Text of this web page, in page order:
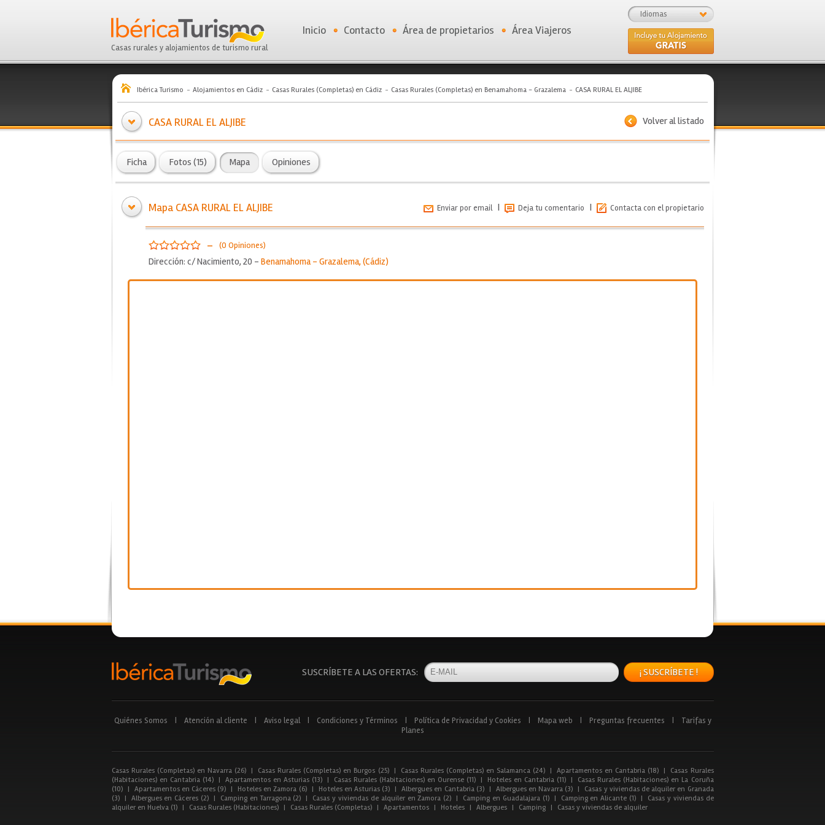
Casas rurales y alojamientos de turismo rural
Idiomas
Inicio Contacto Área de propietarios Área Viajeros
Ibérica Turismo Alojamientos en Cádiz Casas Rurales (Completas) en Cádiz Casas Rurales (Completas) en Benamahoma - Grazalema CASA RURAL EL ALJIBE
Volver al listado
CASA RURAL EL ALJIBE
Ficha Fotos (15) Mapa Opiniones
Mapa CASA RURAL EL ALJIBE Enviar por email | Deja tu comentario | Contacta con el propietario
- (0 Opiniones)
Dirección: c/ Nacimiento, 20 - Benamahoma - Grazalema, (Cádiz)
SUSCRÍBETE A LAS OFERTAS: ¡ SUSCRÍBETE !
Quiénes Somos Atención al cliente Aviso legal Condiciones y Términos Política de Privacidad y Cookies Mapa web Preguntas frecuentes
Tarifas y
Planes
Casas Rurales (Completas) en Navarra (26) | Casas Rurales (Completas) en Burgos (25) | Casas Rurales (Completas) en Salamanca (24) | Apartamentos en Cantabria (18) |
Casas Rurales
(Habitaciones) en Cantabria (14)
| Apartamentos en Asturias (13) | Casas Rurales (Habitaciones) en Ourense (11) | Hoteles en Cantabria (11) |
Casas Rurales (Habitaciones) en La Coruña
(10)
| Apartamentos en Cáceres (9) | Hoteles en Zamora (6) | Hoteles en Asturias (3) | Albergues en Cantabria (3) | Albergues en Navarra (3) |
Casas y viviendas de alquiler en Granada
(3)
| Albergues en Cáceres (2) | Camping en Tarragona (2) | Casas y viviendas de alquiler en Zamora (2) | Camping en Guadalajara (1) | Camping en Alicante (1) |
Casas y viviendas de
alquiler en Huelva (1)
| Casas Rurales (Habitaciones) | Casas Rurales (Completas) | Apartamentos | Hoteles | Albergues | Camping | Casas y viviendas de alquiler